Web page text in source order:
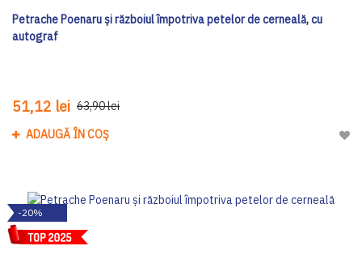
Petrache Poenaru și războiul împotriva petelor de cerneală, cu
autograf
51,12 lei 63,90 lei
ADAUGĂ ÎN COȘ
-20%